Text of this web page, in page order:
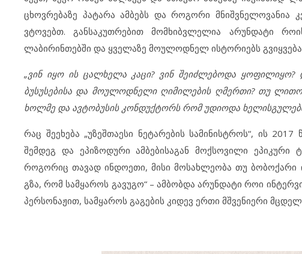
ცხოვრებაზე პატარა ამბებს და როგორი
ვტოვებთ. განსაკუთრებით მომხიბვლელია არუნდატი
ლაბირინთებში და ყველაზე მოულოდნელ ისტორიებს
„ვინ იყო ის ცალხელა კაცი? ვინ შეიძლებოდა ყოფილიყო?
ბუსუსებისა და მოულოდნელი ღიმილების ღმერთი? თუ
ხოლმე და ავტობუსის კონდუქტორს რომ უდიოდა
რაც შეეხება „უზეშთაესი ნეტარების სამინისტროს“, ის
შემდეგ და ეპიზოდური ამბებისაგან მოქსოვილი
როგორიც თავად ინდოეთი, მისი მოსახლეობა თუ ბობოქარი
გზა, რომ სამყაროს გავუგო“ – ამბობდა არუნდატი როი
პერსონაჟით, სამყაროს გაგების კიდევ ერთი მშვენიერი